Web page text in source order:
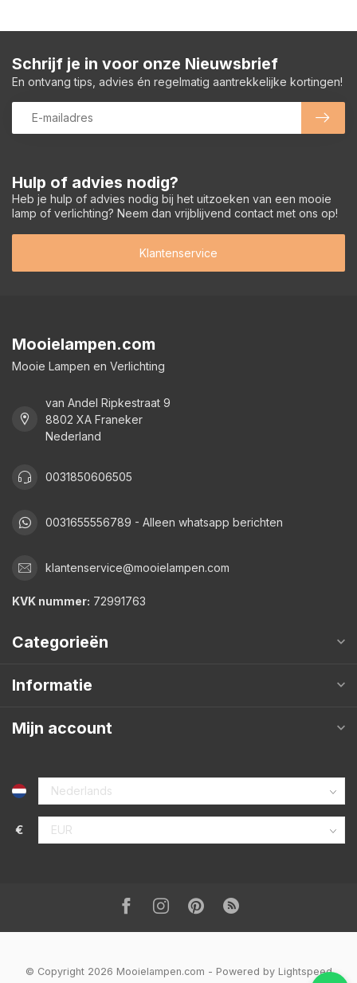
Hulp of advies nodig?
Heb je hulp of advies nodig bij het uitzoeken van een mooie
lamp of verlichting? Neem dan vrijblijvend contact met ons op!
Klantenservice
Schrijf je in voor onze Nieuwsbrief
En ontvang tips, advies én regelmatig aantrekkelijke kortingen!
Mooielampen.com
Mooie Lampen en Verlichting
van Andel Ripkestraat 9
8802 XA Franeker
Nederland
0031850606505
0031655556789 - Alleen whatsapp berichten
klantenservice@mooielampen.com
KVK nummer: 72991763
Categorieën
Informatie
Mijn account
€
© Copyright 2026 Mooielampen.com - Powered by Lightspeed